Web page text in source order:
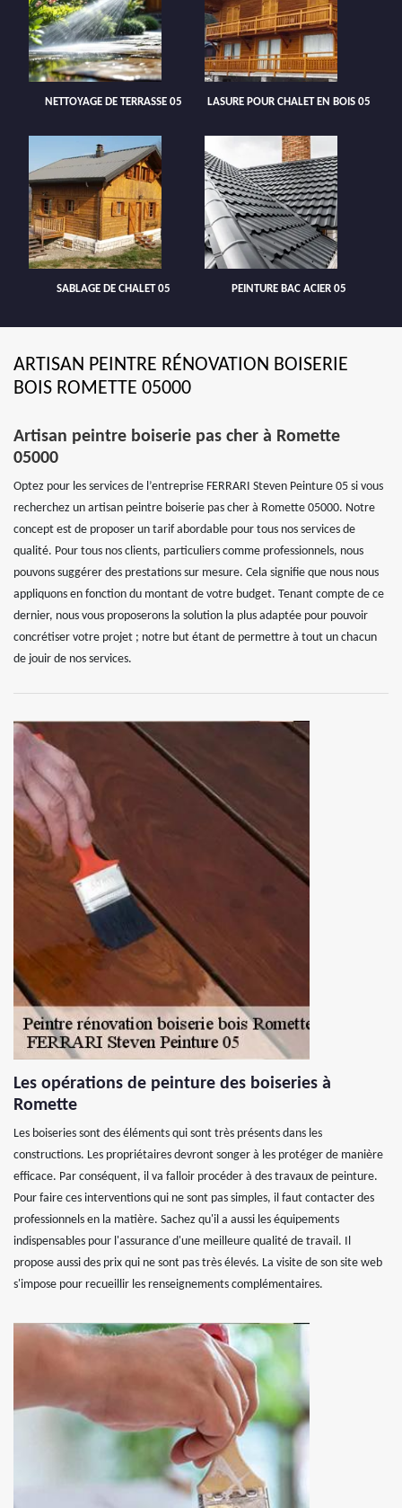
NETTOYAGE DE TERRASSE 05 LASURE POUR CHALET EN BOIS 05
SABLAGE DE CHALET 05 PEINTURE BAC ACIER 05
ARTISAN PEINTRE RÉNOVATION BOISERIE
BOIS ROMETTE 05000
Artisan peintre boiserie pas cher à Romette
05000
Optez pour les services de l’entreprise FERRARI Steven Peinture 05 si vous
recherchez un artisan peintre boiserie pas cher à Romette 05000. Notre
concept est de proposer un tarif abordable pour tous nos services de
qualité. Pour tous nos clients, particuliers comme professionnels, nous
pouvons suggérer des prestations sur mesure. Cela signifie que nous nous
appliquons en fonction du montant de votre budget. Tenant compte de ce
dernier, nous vous proposerons la solution la plus adaptée pour pouvoir
concrétiser votre projet ; notre but étant de permettre à tout un chacun
de jouir de nos services.
Les opérations de peinture des boiseries à
Romette
Les boiseries sont des éléments qui sont très présents dans les
constructions. Les propriétaires devront songer à les protéger de manière
efficace. Par conséquent, il va falloir procéder à des travaux de peinture.
Pour faire ces interventions qui ne sont pas simples, il faut contacter des
professionnels en la matière. Sachez qu'il a aussi les équipements
indispensables pour l'assurance d'une meilleure qualité de travail. Il
propose aussi des prix qui ne sont pas très élevés. La visite de son site web
s'impose pour recueillir les renseignements complémentaires.